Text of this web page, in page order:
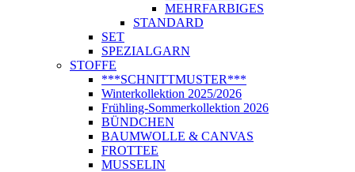
MEHRFARBIGES
STANDARD
SET
SPEZIALGARN
STOFFE
***SCHNITTMUSTER***
Winterkollektion 2025/2026
Frühling-Sommerkollektion 2026
BÜNDCHEN
BAUMWOLLE & CANVAS
FROTTEE
MUSSELIN